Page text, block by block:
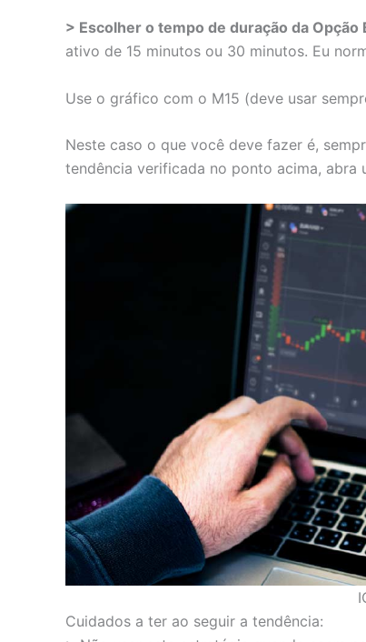
> Escolher o tempo de duração da Opção
ativo de 15 minutos ou 30 minutos. Eu
Use o gráfico com o M15 (deve usar
Neste caso o que você deve fazer é,
tendência verificada no ponto acima, abra
Cuidados a ter ao seguir a tendência: